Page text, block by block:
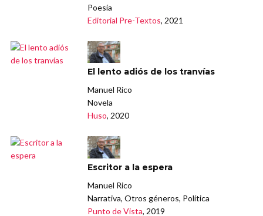
Poesía
Editorial Pre-Textos, 2021
El lento adiós de los tranvías
Manuel Rico
Novela
Huso, 2020
Escritor a la espera
Manuel Rico
Narrativa, Otros géneros, Política
Punto de Vista, 2019